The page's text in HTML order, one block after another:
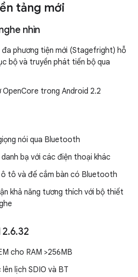
tảng mới
nhìn
đa phương tiện mới (Stagefright) hỗ
bộ và truyền phát tiến bộ qua
trong Android 2.2
nói qua Bluetooth
bạ với các điện thoại khác
tô và đế cắm bàn có Bluetooth
khả năng tương thích với bộ thiết
.6.32
cho RAM >256MB
lịch SDIO và BT